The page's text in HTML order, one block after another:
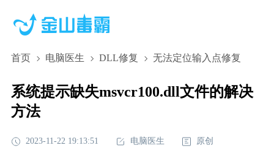
首页 电脑医生 DLL修复 无法定位输入点修复
系统提示缺失msvcr100.dll文件的解决
方法
2023-11-22 19:13:51 电脑医生 原创